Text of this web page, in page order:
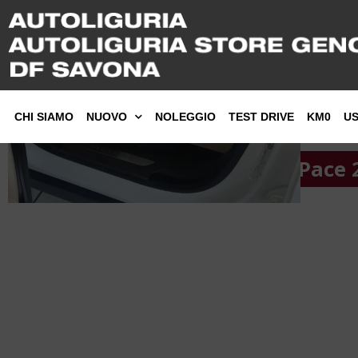
CHI SIAMO NUOVO NOLEGGIO TEST DRIVE KM0
Jaguar F-